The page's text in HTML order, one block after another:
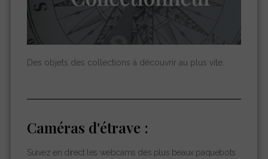
Des objets des collections à découvrir au plus vite.
Caméras d'étrave :
Suivez en direct les webcams des plus beaux paquebots